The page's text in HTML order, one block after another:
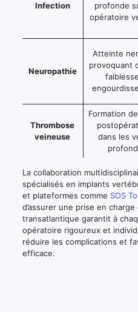
Infection
profonde
opératoire
Neuropathie
Atteinte
provoquant
Thrombose
veineuse
Formation
dans les
La collaboration
spécialisés en implants
et plateformes comme SOS
d’assurer une prise en
transatlantique garantit à
opératoire rigoureux et
réduire les complications et
efficace.